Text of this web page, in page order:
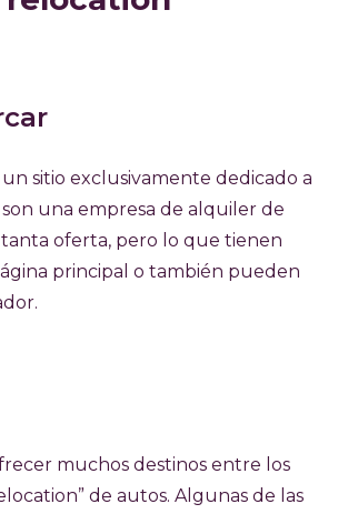
un sitio exclusivamente dedicado a
son una empresa de alquiler de
oferta, pero lo que tienen
principal o también pueden
muchos destinos entre los
de autos. Algunas de las